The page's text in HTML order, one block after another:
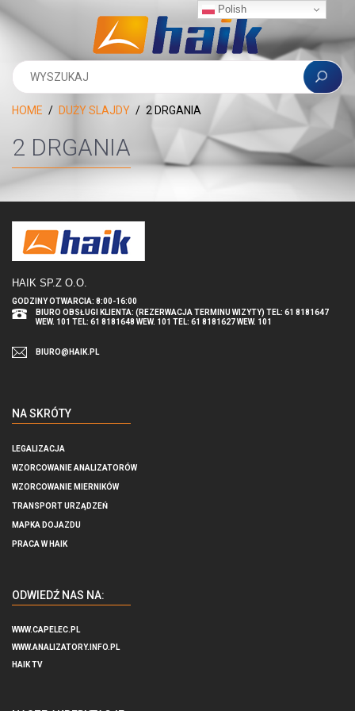
HOME DUŻY SLAJDY 2 DRGANIA
2 DRGANIA
Polish
HAIK SP.Z O.O.
GODZINY OTWARCIA: 8:00-16:00
BIURO OBSŁUGI KLIENTA: (REZERWACJA TERMINU WIZYTY) TEL: 61 8181647
WEW. 101 TEL: 61 8181648 WEW. 101 TEL: 61 8181627 WEW. 101
BIURO@HAIK.PL
NA SKRÓTY
LEGALIZACJA
WZORCOWANIE ANALIZATORÓW
WZORCOWANIE MIERNIKÓW
TRANSPORT URZĄDZEŃ
MAPKA DOJAZDU
PRACA W HAIK
ODWIEDŹ NAS NA:
WWW.CAPELEC.PL
WWW.ANALIZATORY.INFO.PL
HAIK TV